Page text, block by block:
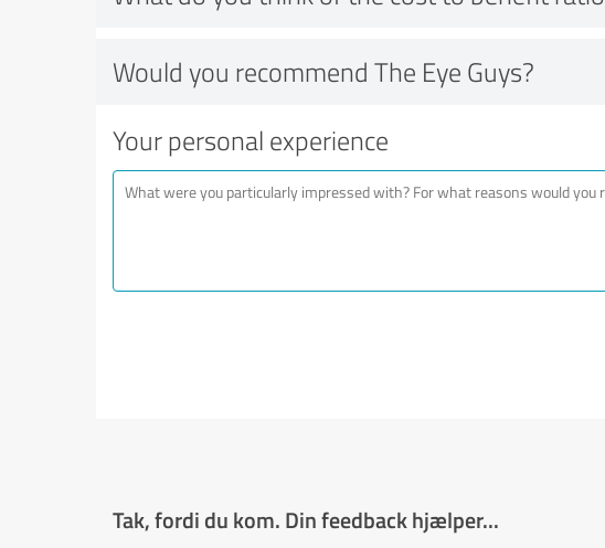
Would you recommend The Eye Guys?
Your personal experience
Tak, fordi du kom. Din feedback hjælper...